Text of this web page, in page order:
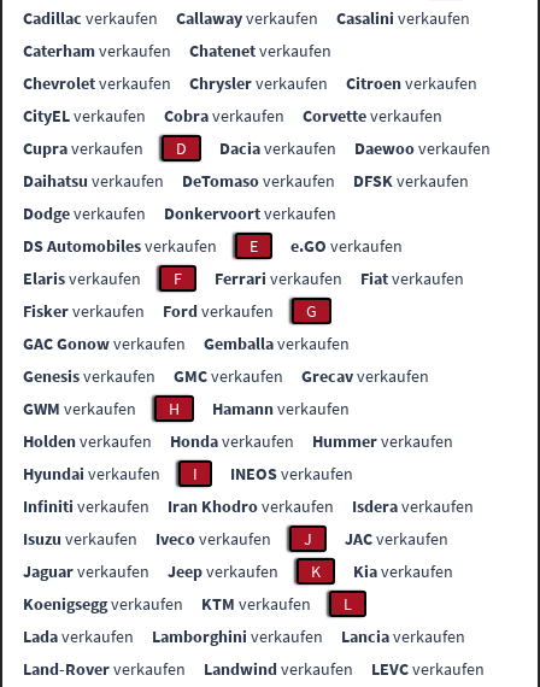
Cadillac verkaufen Callawayverkaufen Casalini verkaufen
Caterhamverkaufen Chatenetverkaufen
Chevroletverkaufen Chryslerverkaufen Citroenverkaufen
CityELverkaufen Cobraverkaufen Corvetteverkaufen
Cupraverkaufen D Daciaverkaufen Daewooverkaufen
Daihatsu verkaufen DeTomasoverkaufen DFSKverkaufen
Dodgeverkaufen Donkervoortverkaufen
DS Automobilesverkaufen E e.GO verkaufen
Elarisverkaufen F Ferrari verkaufen Fiatverkaufen
Fiskerverkaufen Fordverkaufen
G
GAC Gonowverkaufen Gemballaverkaufen
Genesisverkaufen GMCverkaufen Grecavverkaufen
GWM verkaufen H Hamannverkaufen
Holdenverkaufen Hondaverkaufen Hummerverkaufen
Hyundai verkaufen I INEOSverkaufen
Infiniti verkaufen Iran Khodroverkaufen Isderaverkaufen
Isuzu verkaufen Ivecoverkaufen J JACverkaufen
Jaguarverkaufen Jeepverkaufen K Kiaverkaufen
Koenigseggverkaufen KTM verkaufen
L
Ladaverkaufen Lamborghini verkaufen Lanciaverkaufen
Land-Roververkaufen Landwindverkaufen LEVCverkaufen